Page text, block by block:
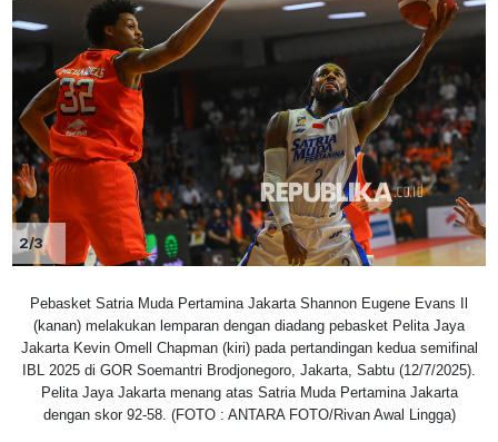
2/3
Pebasket Satria Muda Pertamina Jakarta Shannon Eugene Evans Il
(kanan) melakukan lemparan dengan diadang pebasket Pelita Jaya
Jakarta Kevin Omell Chapman (kiri) pada pertandingan kedua semifinal
IBL 2025 di GOR Soemantri Brodjonegoro, Jakarta, Sabtu (12/7/2025).
Pelita Jaya Jakarta menang atas Satria Muda Pertamina Jakarta
dengan skor 92-58. (FOTO : ANTARA FOTO/Rivan Awal Lingga)